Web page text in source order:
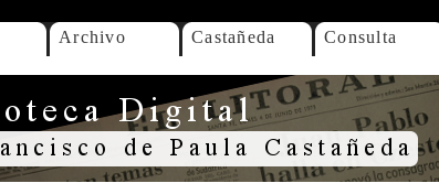
Archivo Castañeda Consulta